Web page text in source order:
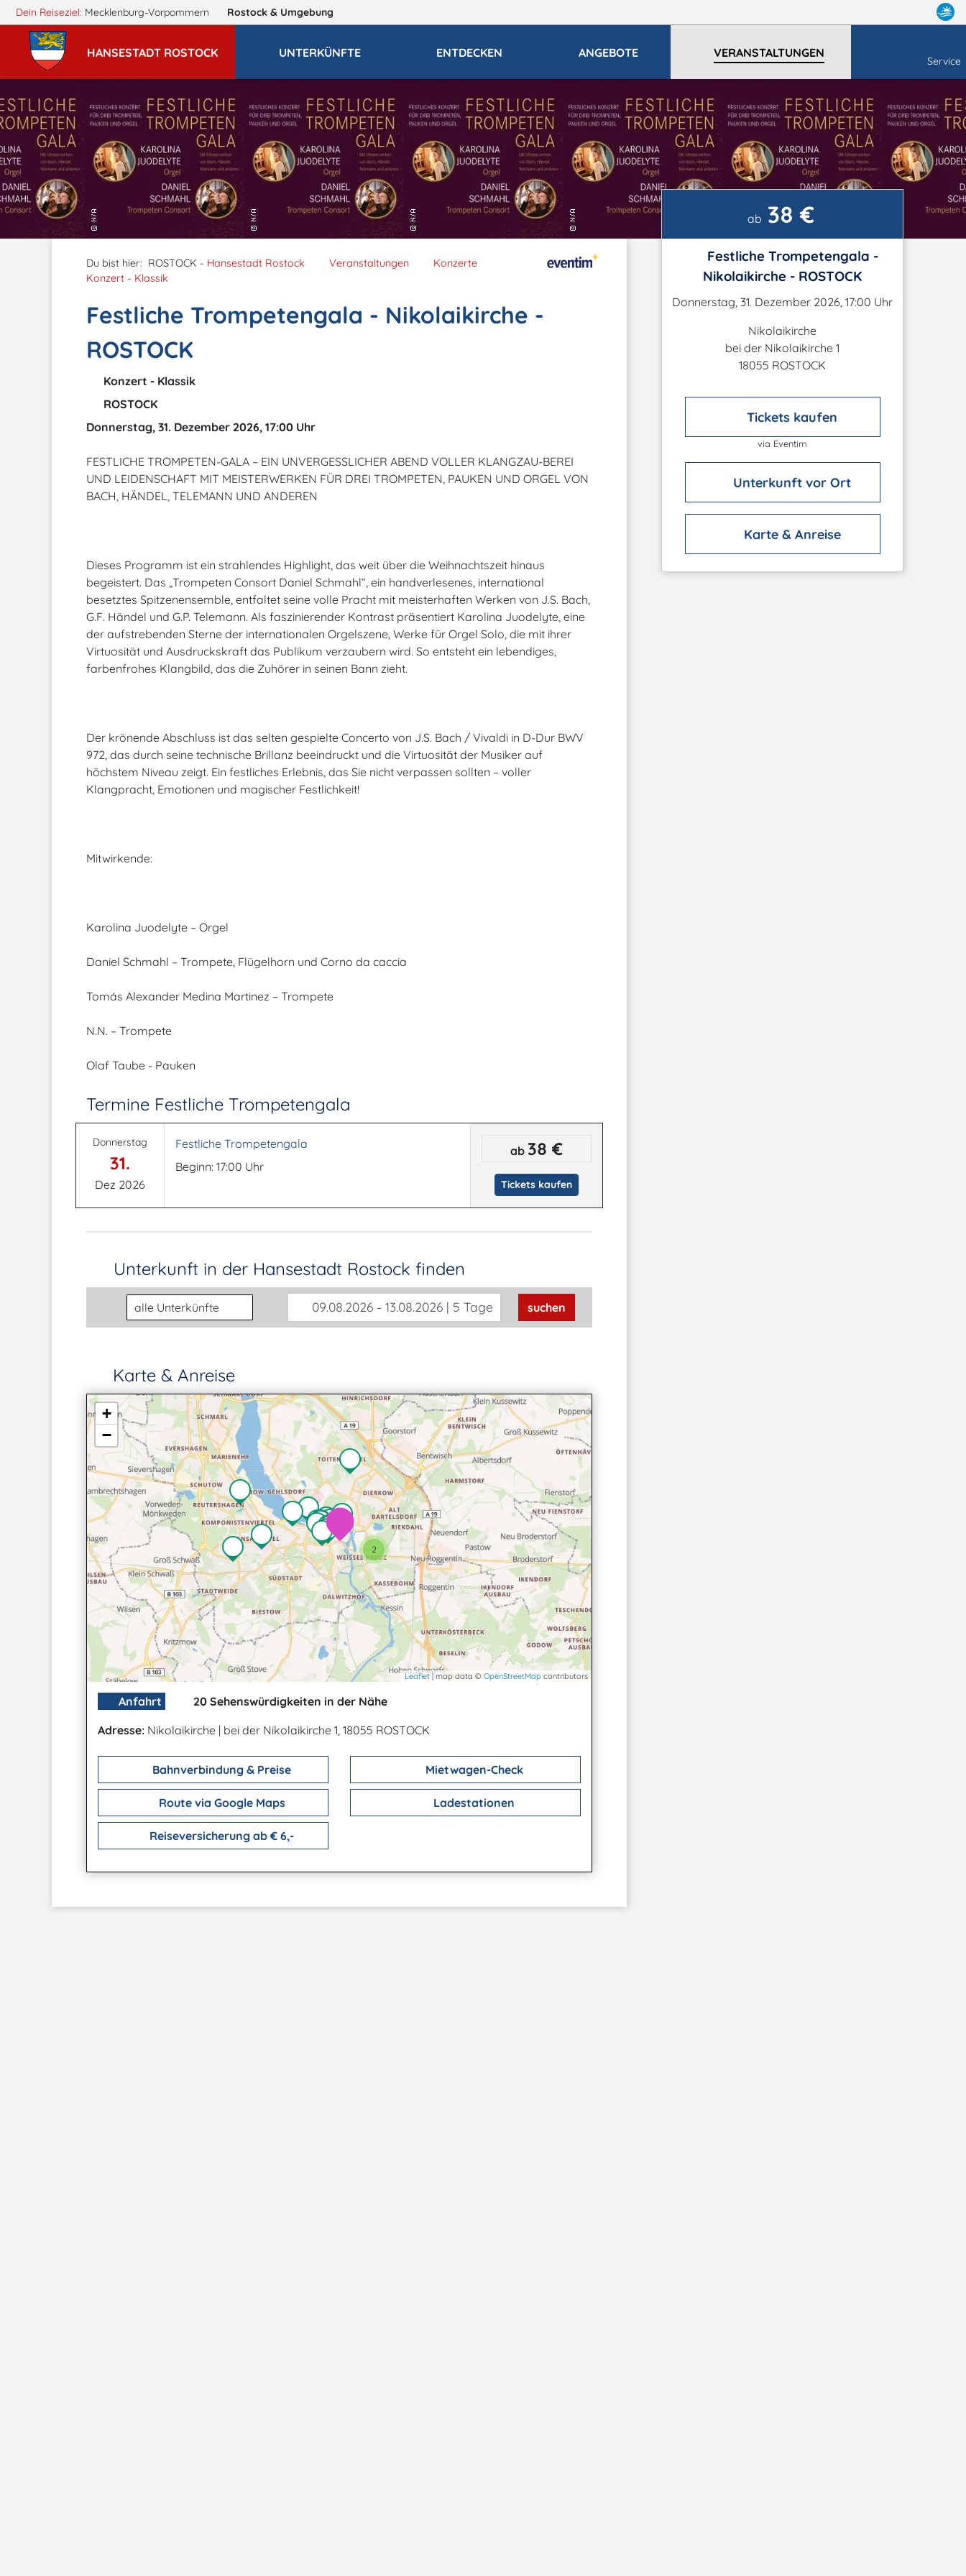
Dein Reiseziel: Mecklenburg-Vorpommern Rostock & Umgebung
HANSESTADT ROSTOCK UNTERKÜNFTE ENTDECKEN ANGEBOTE VERANSTALTUNGEN
Service
Du bist hier: ROSTOCK - Hansestadt Rostock Veranstaltungen
Konzerte
Konzert - Klassik
Festliche Trompetengala - Nikolaikirche -
ROSTOCK
Konzert - Klassik
ROSTOCK
Donnerstag, 31. Dezember 2026, 17:00 Uhr
FESTLICHE TROMPETEN-GALA – EIN UNVERGESSLICHER ABEND VOLLER KLANGZAU-BEREI
UND LEIDENSCHAFT MIT MEISTERWERKEN FÜR DREI TROMPETEN, PAUKEN UND ORGEL VON
BACH, HÄNDEL, TELEMANN UND ANDEREN
Dieses Programm ist ein strahlendes Highlight, das weit über die Weihnachtszeit hinaus
begeistert. Das „Trompeten Consort Daniel Schmahl“, ein handverlesenes, international
besetztes Spitzenensemble, entfaltet seine volle Pracht mit meisterhaften Werken von J.S. Bach,
G.F. Händel und G.P. Telemann. Als faszinierender Kontrast präsentiert Karolina Juodelyte, eine
der aufstrebenden Sterne der internationalen Orgelszene, Werke für Orgel Solo, die mit ihrer
Virtuosität und Ausdruckskraft das Publikum verzaubern wird. So entsteht ein lebendiges,
farbenfrohes Klangbild, das die Zuhörer in seinen Bann zieht.
Der krönende Abschluss ist das selten gespielte Concerto von J.S. Bach / Vivaldi in D-Dur BWV
972, das durch seine technische Brillanz beeindruckt und die Virtuosität der Musiker auf
höchstem Niveau zeigt. Ein festliches Erlebnis, das Sie nicht verpassen sollten – voller
Klangpracht, Emotionen und magischer Festlichkeit!
Mitwirkende:
Karolina Juodelyte – Orgel
Daniel Schmahl – Trompete, Flügelhorn und Corno da caccia
Tomás Alexander Medina Martinez – Trompete
N.N. – Trompete
Olaf Taube - Pauken
Termine Festliche Trompetengala
Donnerstag
31.
Dez 2026
Festliche Trompetengala
Beginn: 17:00 Uhr
ab 38 €
Tickets kaufen
Unterkunft in der Hansestadt Rostock finden
Unterkunftsart 09.08.2026 - 13.08.2026 | 5 Tage suchen
Karte & Anreise
2
+
−
Leaflet | map data © OpenStreetMap contributors
Anfahrt
20 Sehenswürdigkeiten in der Nähe
Adresse: Nikolaikirche | bei der Nikolaikirche 1, 18055 ROSTOCK
Bahnverbindung & Preise Mietwagen-Check
Route via Google Maps Ladestationen
Reiseversicherung ab € 6,-
ab 38 €
Festliche Trompetengala -
Nikolaikirche - ROSTOCK
Donnerstag, 31. Dezember 2026, 17:00 Uhr
Nikolaikirche
bei der Nikolaikirche 1
18055 ROSTOCK
Tickets kaufen
via Eventim
Unterkunft vor Ort
Karte & Anreise